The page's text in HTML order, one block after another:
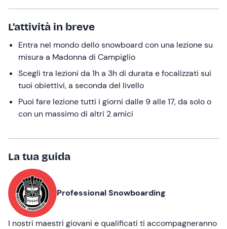
the
shortcuts
changing
dates.
L’attività in breve
Entra nel mondo dello snowboard con una lezione su
misura a Madonna di Campiglio
Scegli tra lezioni da 1h a 3h di durata e focalizzati sui
tuoi obiettivi, a seconda del livello
Puoi fare lezione tutti i giorni dalle 9 alle 17, da solo o
con un massimo di altri 2 amici
La tua guida
Professional Snowboarding
I nostri maestri giovani e qualificati ti accompagneranno